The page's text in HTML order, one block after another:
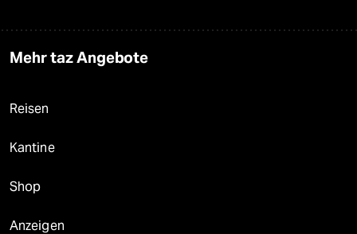
Mehr taz Angebote
Reisen
Kantine
Shop
Anzeigen